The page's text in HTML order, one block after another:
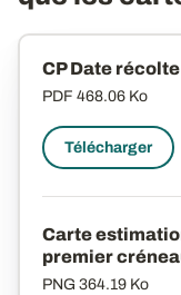
CP Date
PDF 468.06 Ko
Télécharger
Carte
premier
PNG 364.19 Ko